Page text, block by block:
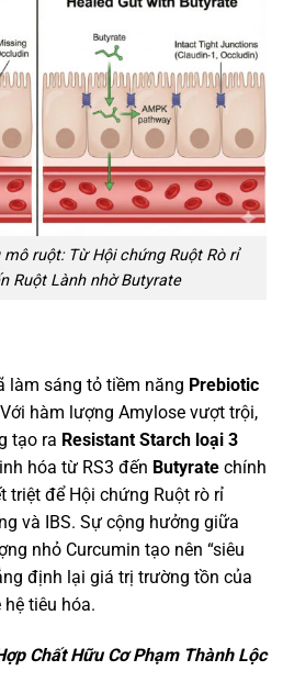
ruột: Từ Hội chứng Ruột Rò rỉ
Ruột Lành nhờ Butyrate
làm sáng tỏ tiềm năng Prebiotic
hàm lượng Amylose vượt trội,
tạo ra Resistant Starch loại 3
hóa từ RS3 đến Butyrate chính
triệt để Hội chứng Ruột rò rỉ
và IBS. Sự cộng hưởng giữa
nhỏ Curcumin tạo nên “siêu
định lại giá trị trường tồn của
tiêu hóa.
Chất Hữu Cơ Phạm Thành Lộc